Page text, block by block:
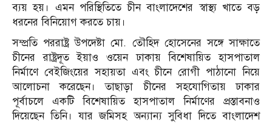
ব্যয় হয়। এমন পরিস্থিতিতে চীন বাংলাদেশের স্বাস্থ্য খাতে বড়
ধরনের বিনিয়োগ করতে চায়।
সম্প্রতি পররাষ্ট্র উপদেষ্টা মো. তৌহিদ হোসেনের সঙ্গে সাক্ষাতে
চীনের রাষ্ট্রদূত ইয়াও ওয়েন ঢাকায় বিশেষায়িত হাসপাতাল
নির্মাণে বেইজিংয়ের সহায়তা এবং চীনে রোগী পাঠানো নিয়ে
আলোচনা করেছেন। তাছাড়া চীনের সহযোগিতায় ঢাকার
পূর্বাচলে একটি বিশেষায়িত হাসপাতাল নির্মাণের প্রস্তাবনাও
দিয়েছেন তিনি। যার জমিসহ অন্যান্য সুবিধা দিতে বাংলাদেশ